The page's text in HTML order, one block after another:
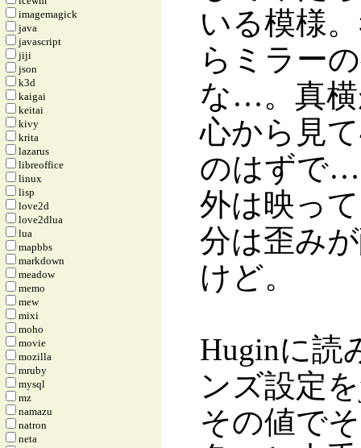
いる模様
らミラー
な…。真横
心から見
のはずで…
外は映っ
分は歪み
けど。
Huginに読
ンズ設定
その値で
imagemagick
java
javascript
jiji
json
k3d
kaigai
keitai
kivy
krita
lazarus
libreoffice
linux
lisp
love2d
love2dlua
lua
mapbbs
markdown
meadow
memo
mew
mixi
moho
movie
mozilla
mruby
mysql
mz
namazu
natron
neta